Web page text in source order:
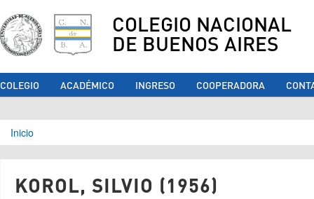
COLEGIO NACIONAL
DE BUENOS AIRES
COLEGIO ACADÉMICO INGRESO COOPERADORA
Se encuentra usted aquí
Inicio
KOROL, SILVIO (1956)